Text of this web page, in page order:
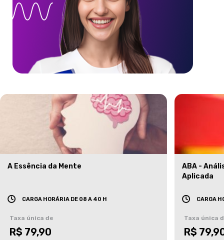
A Essência da Mente
CARGA HORÁRIA DE 08 A 40 H
Taxa única de
R$ 79,90
ABA -
Aplicada
CARGA
Taxa única
R$